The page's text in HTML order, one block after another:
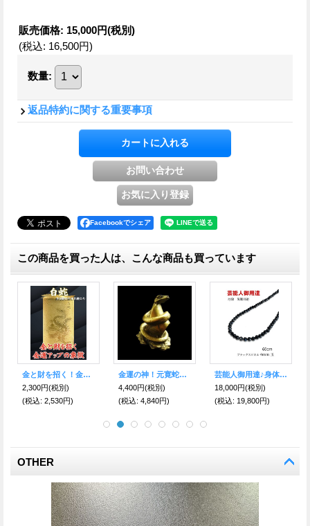
販売価格: 15,000円(税別)
(税込: 16,500円)
数量:
返品特約に関する重要事項
Facebookでシェア
この商品を買った人は、こんな商品も買っています
芸能人御用達♪身体エネルギーを活性化！魔除けにも ブラックスピネル・ブレスレット1mm20cm
4,500円(税別)
(税込: 4,950円)
財を集めて来て途切れる事なくお金が貯まる！オーロラ龍亀（ロングイ）
4,000円(税別)
(税込: 4,400円)
金を生み出す「金運石」豊かな金財を引き寄せる！パイライト原石I
1,800円(税別)
(税込: 1,980円)
OTHER